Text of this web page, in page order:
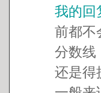
我的回
前都不
分数线
还是得